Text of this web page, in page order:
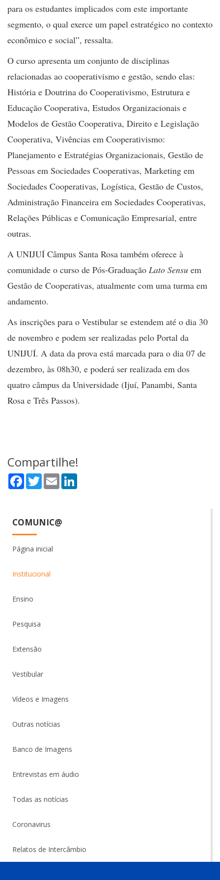
para os estudantes implicados com este importante
segmento, o qual exerce um papel estratégico no contexto
econômico e social”, ressalta.
O curso apresenta um conjunto de disciplinas
relacionadas ao cooperativismo e gestão, sendo elas:
História e Doutrina do Cooperativismo, Estrutura e
Educação Cooperativa, Estudos Organizacionais e
Modelos de Gestão Cooperativa, Direito e Legislação
Cooperativa, Vivências em Cooperativismo:
Planejamento e Estratégias Organizacionais, Gestão de
Pessoas em Sociedades Cooperativas, Marketing em
Sociedades Cooperativas, Logística, Gestão de Custos,
Administração Financeira em Sociedades Cooperativas,
Relações Públicas e Comunicação Empresarial, entre
outras.
A UNIJUÍ Câmpus Santa Rosa também oferece à
comunidade o curso de Pós-Graduação Lato Sensu em
Gestão de Cooperativas, atualmente com uma turma em
andamento.
As inscrições para o Vestibular se estendem até o dia 30
de novembro e podem ser realizadas pelo Portal da
UNIJUÍ. A data da prova está marcada para o dia 07 de
dezembro, às 08h30, e poderá ser realizada em dos
quatro câmpus da Universidade (Ijuí, Panambi, Santa
Rosa e Três Passos).
Compartilhe!
Facebook
TwitterEmail
COMUNIC@
Página inicial
Institucional
Ensino
Pesquisa
Extensão
Vestibular
Vídeos e Imagens
Outras notícias
Banco de Imagens
Entrevistas em áudio
Todas as notícias
Coronavirus
Relatos de Intercâmbio